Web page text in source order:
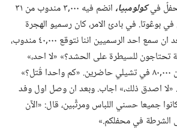
فيكولومبيا،‏
انضم فيه ٠٠٠‏,٣ مندوب من ٣١
في بوڠوتا.‏ في بادئ الامر،‏ كان رسميو الهجرة
مرتابين بعض الشيء.‏ فبعد ان سمع احد الرسميين اننا نتوقع ٠٠٠‏,٤٠ مندوب،‏
للسيطرة على الحشد؟‏» «لا احد،‏»
اجبنا.‏ لقد اوضحنا انه كان ٠٠٠‏,٨٠ في تشيلي حاضرين.‏ «كم واحدا قُتل؟‏»
«لا اصدق ذلك،‏» اجاب.‏ وبعد ان وصل اول وفد
جميعا حسني اللباس ومرتَّبين،‏ قال:‏ «الآن
الشرطة في محفلكم.‏»‏